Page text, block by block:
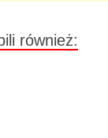
również: